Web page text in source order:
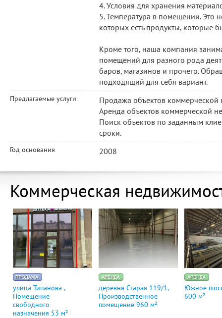
4. Условия для хранения
5. Температура в помещении. Это
которых есть продукты, которые
Кроме того, наша компания
помещений для разного рода
баров, магазинов и прочего.
подходящий для себя вариант.
Предлагаемые услуги
Продажа объектов коммерческой
Аренда объектов коммерческой
Поиск объектов по заданным
сроки.
Год основания 2008
Коммерческая
улица Типанова ,
Помещение
свободного
назначения 53 м²
деревня Старая 119/1,
Производственное
помещение 960 м²
Южное
600 м²